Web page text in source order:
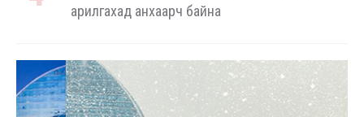
арилгахад анхаарч байна
ОХУ-аас шатахууны импорт тасралтгүй
хийгдэж байна